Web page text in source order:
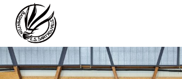
contenu